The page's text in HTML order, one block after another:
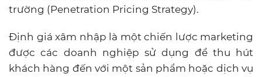
trường (Penetration Pricing Strategy).
Định giá xâm nhập là một chiến lược marketing
được các doanh nghiệp sử dụng để thu hút
khách hàng đến với một sản phẩm hoặc dịch vụ